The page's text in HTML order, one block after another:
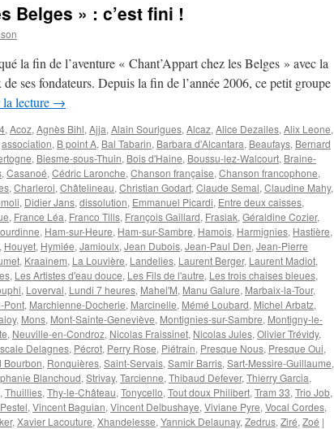
Belges » : c’est fini !
la fin de l’aventure « Chant’Appart chez les Belges » avec la
ses fondateurs. Depuis la fin de l’année 2006, ce petit groupe
lecture →
, Acoz, Agnès Bihl, Ajja, Alain Sourigues, Alcaz, Alice Dezailes, Alix Leone,
association, B point A, Bal Tabarin, Barbara d'Alcantara, Beaufays, Bernard
, Biesme-sous-Thuin, Bois d'Haine, Boussu-lez-Walcourt, Braine-
, Casanoé, Cédric Laronche, Chanson française, Chanson francophone,
, Charleroi, Châtelineau, Christian Godart, Claude Semal, Claudine Mahy,
, Didier Jans, dissolution, Emmanuel Picardi, Entre deux caisses,
, France Léa, Franco Tills, François Gaillard, Frasiak, Géraldine Cozier,
, Ham-sur-Heure, Ham-sur-Sambre, Hamois, Harmignies, Hastière,
, Houyet, Hymiée, Jamioulx, Jean Dubois, Jean-Paul Den, Jean-Pierre
, Kraainem, La Louvière, Landelies, Laurent Berger, Laurent Madiot,
, Les Artistes d'eau douce, Les Fils de l'autre, Les trois chaises bleues,
, Loverval, Lundi 7 heures, Mahel'M, Manu Galure, Marbaix-la-Tour,
Pont, Marchienne-Docherie, Marcinelle, Mémé Loubard, Michel Arbatz,
, Mons, Mont-Sainte-Geneviève, Montignies-sur-Sambre, Montigny-le-
, Neuville-en-Condroz, Nicolas Fraissinet, Nicolas Jules, Olivier Trévidy,
Delagnes, Pécrot, Perry Rose, Piétrain, Presque Nous, Presque Oui,
Bourbon, Ronquières, Saint-Servais, Samir Barris, Sart-Messire-Guillaume,
Blanchoud, Strivay, Tarcienne, Thibaud Defever, Thierry Garcia,
, Thuillies, Thy-le-Château, Tonycello, Tout doux Philibert, Tram 33, Trio Job,
, Vincent Baguian, Vincent Delbushaye, Viviane Pyre, Vocal Cordes,
, Xavier Lacouture, Xhandelesse, Yannick Delaunay, Zedrus, Ziré, Zoé |